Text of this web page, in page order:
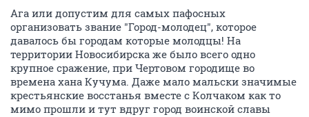
Ага или допустим для самых пафосных
организовать звание "Город-молодец", которое
давалось бы городам которые молодцы! На
территории Новосибирска же было всего одно
крупное сражение, при Чертовом городище во
времена хана Кучума. Даже мало мальски значимые
крестьянские восстанья вместе с Колчаком как то
мимо прошли и тут вдруг город воинской славы